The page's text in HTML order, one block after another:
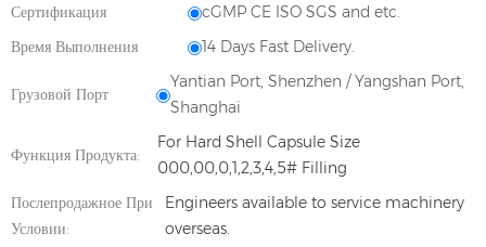
Сертификация
cGMP CE ISO SGS and etc.
Время Выполнения
14 Days Fast Delivery.
Грузовой Порт
Yantian Port, Shenzhen / Yangshan Port,
Shanghai
Функция Продукта:
For Hard Shell Capsule Size
000,00,0,1,2,3,4,5# Filling
Послепродажное При
Условии:
Engineers available to service machinery
overseas.